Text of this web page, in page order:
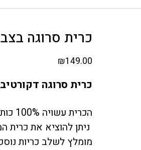
כרית סרוגה בצבע
₪149.00
כרית סרוגה דקורטיבית
הכרית עשויה 100% כותנה איכותית נעימה למגע, בעלת סגירה ברוכסן.
ניתן להוציא את כרית
מומלץ לשלב כריות